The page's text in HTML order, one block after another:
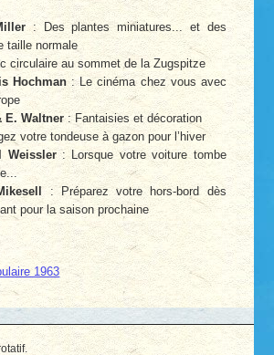
: Des plantes miniatures... et des
taille normale
circulaire au sommet de la Zugspitze
Hochman: Le cinéma chez vous avec
E. Waltner: Fantaisies et décoration
votre tondeuse à gazon pour l’hiver
Weissler: Lorsque votre voiture tombe
: Préparez votre hors-bord dès
pour la saison prochaine
1963